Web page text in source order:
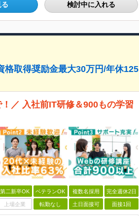
検討中に入れる
格取得奨励金最大30万円/年休125
／ 入社前IT研修＆900もの学習
第二新卒OK ベテランOK 複数名採用 完全週休2日
上場企業 転勤なし 土日面接可 面接1回